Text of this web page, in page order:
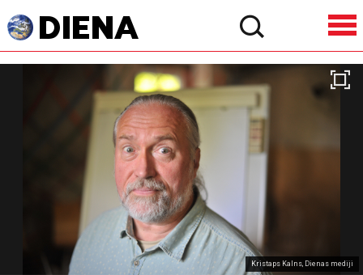
Kristaps Kalns, Dienas mediji